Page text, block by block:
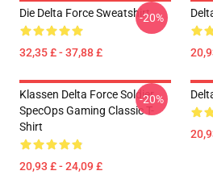
Die Delta Force Sweatshirt
32,35 £ - 37,88 £
-20%
Klassen Delta Force Soldier
SpecOps Gaming Classic T-
Shirt
20,93 £ - 24,09 £
-20%